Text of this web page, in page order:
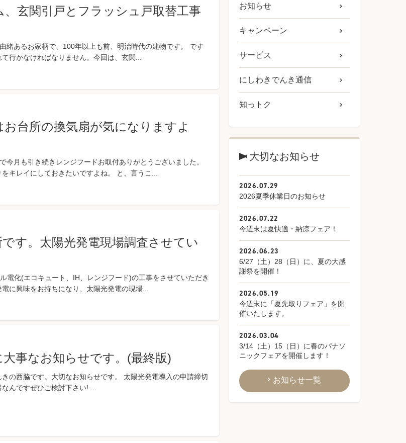
、玄関引戸とフラッシュ戸取替工事
緒あるお家柄で、100年以上も前、明治時代の建物です。 です
行かなければなりません。今回は、玄関...
台所の換気扇が気になりますよ
今月も引き続きレンジフードお取付ありがとうございました。
キレイにしておきたいですよね。 と、言うこ...
す。太陽光発電現場調査させてい
電化(エコキュート、IH、レンジフード)の工事をさせていただき
に興味をお持ちになり、太陽光発電の現場...
事なお知らせです。(最終版)
の西脇です。大切なお知らせです。 太陽光発電導入の申請締切
んですぜひご検討下さい! ...
お知らせ
キャンペーン
サービス
にしわきでんき通信
知っトク
大切なお知らせ
2026.07.29
2026夏季休業日のお知らせ
2026.07.22
今週末は夏快適・納涼フェア！
2026.06.23
6/27（土）28（日）に、夏の大感
謝祭を開催！
2026.05.19
今週末に「夏先取りフェア」を開
催いたします。
2026.03.04
3/14（土）15（日）に春のパナソ
ニックフェアを開催します！
お知らせ一覧